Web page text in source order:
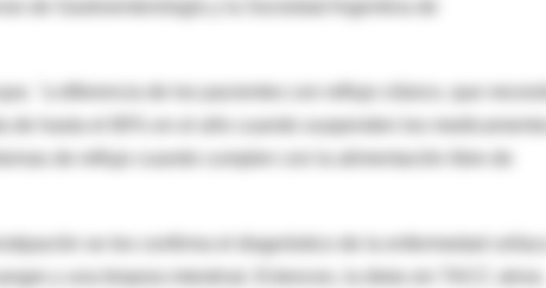
de Gastroenterología y la Sociedad Argentina de
de reflujo cuando cumplen con la alimentación libre de
se les confirma el diagnóstico de la enfermedad celíaca
y una biopsia intestinal. Entonces, la dieta sin TACC alivia